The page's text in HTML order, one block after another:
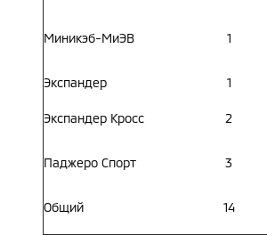
Миникэб-МиЭВ 1
Экспандер 1
Экспандер Кросс 2
Паджеро Спорт 3
Общий 14